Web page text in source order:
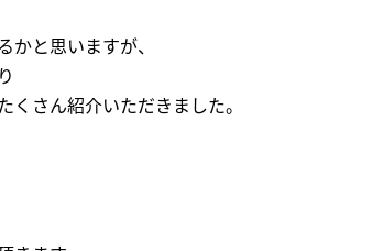
と思いますが、
さん紹介いただきました。